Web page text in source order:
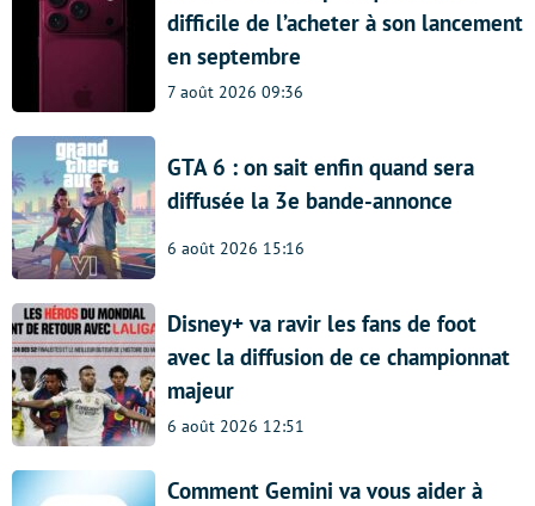
difficile de l’acheter à son lancement
en septembre
7 août 2026 09:36
GTA 6 : on sait enfin quand sera
diffusée la 3e bande-annonce
6 août 2026 15:16
Disney+ va ravir les fans de foot
avec la diffusion de ce championnat
majeur
6 août 2026 12:51
Comment Gemini va vous aider à